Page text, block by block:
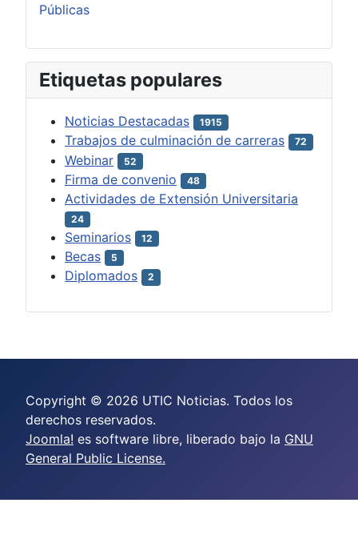
Públicas
Etiquetas populares
Noticias Destacadas 1915
Trabajos de culminación de carreras 72
Webinar 52
Firma de convenio 48
Actividades de Extensión Universitaria
24
Seminarios 12
Becas 5
Diplomados 2
Copyright © 2026 UTIC Noticias. Todos los
derechos reservados.
Joomla! es software libre, liberado bajo la GNU
General Public License.